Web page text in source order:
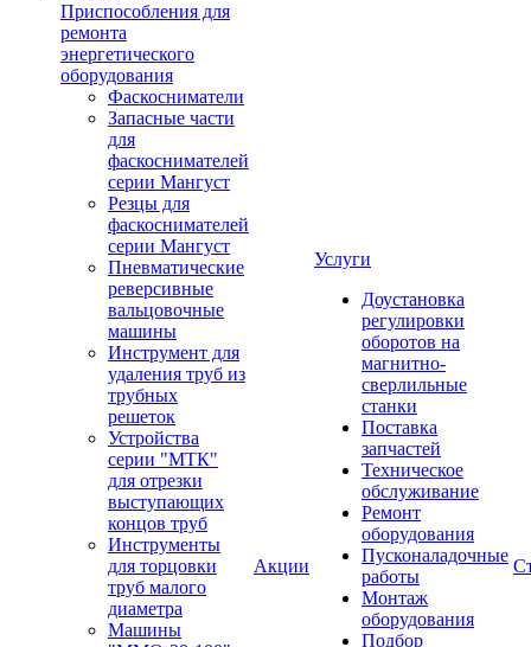
Приспособления для
ремонта
энергетического
оборудования
Фаскосниматели
Запасные части
для
фаскоснимателей
серии Мангуст
Резцы для
фаскоснимателей
серии Мангуст
Пневматические
реверсивные
вальцовочные
машины
Инструмент для
удаления труб из
трубных
решеток
Устройства
серии "МТК"
для отрезки
выступающих
концов труб
Инструменты
для торцовки
труб малого
диаметра
Машины
Акции
Услуги
Доустановка
регулировки
оборотов на
магнитно-
сверлильные
станки
Поставка
запчастей
Техническое
обслуживание
Ремонт
оборудования
Пусконаладочные
работы
Монтаж
оборудования
Подбор